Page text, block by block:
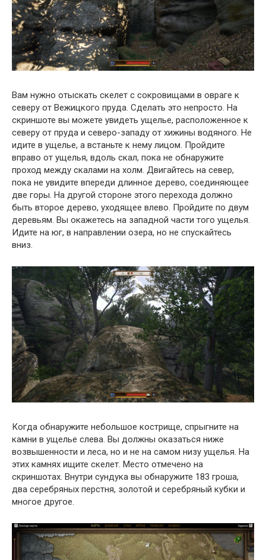
Вам нужно отыскать скелет с сокровищами в овраге к
северу от Вежицкого пруда. Сделать это непросто. На
скриншоте вы можете увидеть ущелье, расположенное к
северу от пруда и северо-западу от хижины водяного. Не
идите в ущелье, а встаньте к нему лицом. Пройдите
вправо от ущелья, вдоль скал, пока не обнаружите
проход между скалами на холм. Двигайтесь на север,
пока не увидите впереди длинное дерево, соединяющее
две горы. На другой стороне этого перехода должно
быть второе дерево, уходящее влево. Пройдите по двум
деревьям. Вы окажетесь на западной части того ущелья.
Идите на юг, в направлении озера, но не спускайтесь
вниз.
Когда обнаружите небольшое кострище, спрыгните на
камни в ущелье слева. Вы должны оказаться ниже
возвышенности и леса, но и не на самом низу ущелья. На
этих камнях ищите скелет. Место отмечено на
скриншотах. Внутри сундука вы обнаружите 183 гроша,
два серебряных перстня, золотой и серебряный кубки и
многое другое.